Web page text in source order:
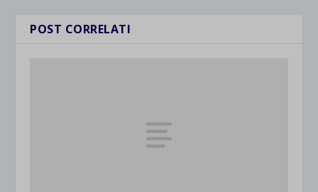
POST CORRELATI